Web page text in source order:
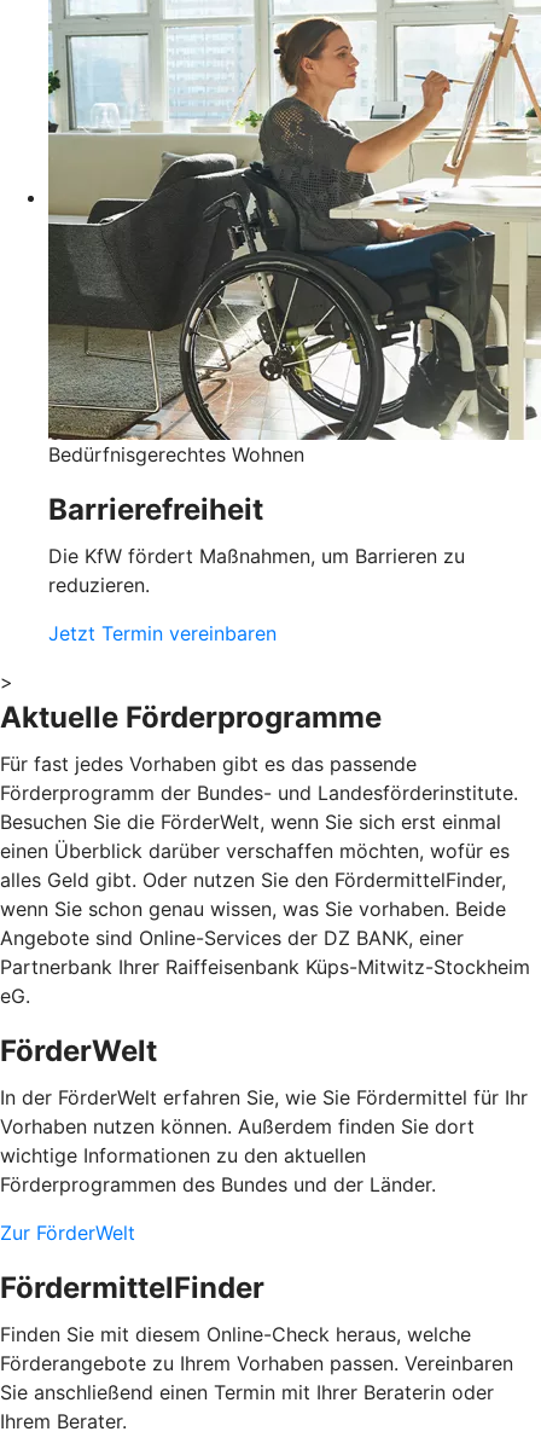
Bedürfnisgerechtes Wohnen
Barrierefreiheit
Die KfW fördert Maßnahmen, um Barrieren zu
reduzieren.
Jetzt Termin vereinbaren
>
Aktuelle Förderprogramme
Für fast jedes Vorhaben gibt es das passende
Förderprogramm der Bundes- und Landesförderinstitute.
Besuchen Sie die FörderWelt, wenn Sie sich erst einmal
einen Überblick darüber verschaffen möchten, wofür es
alles Geld gibt. Oder nutzen Sie den FördermittelFinder,
wenn Sie schon genau wissen, was Sie vorhaben. Beide
Angebote sind Online-Services der DZ BANK, einer
Partnerbank Ihrer Raiffeisenbank Küps-Mitwitz-Stockheim
eG.
FörderWelt
In der FörderWelt erfahren Sie, wie Sie Fördermittel für Ihr
Vorhaben nutzen können. Außerdem finden Sie dort
wichtige Informationen zu den aktuellen
Förderprogrammen des Bundes und der Länder.
Zur FörderWelt
FördermittelFinder
Finden Sie mit diesem Online-Check heraus, welche
Förderangebote zu Ihrem Vorhaben passen. Vereinbaren
Sie anschließend einen Termin mit Ihrer Beraterin oder
Ihrem Berater.